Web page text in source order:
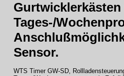
Tages-/
Sensor.
WTS Timer GW-SD,